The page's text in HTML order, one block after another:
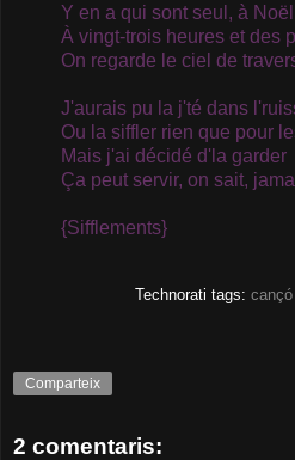
Y en a qui sont seul, à Noël
À vingt-trois heures et des
On regarde le ciel de
J'aurais pu la j'té dans
Ou la siffler rien que pour
Mais j'ai décidé d'la garder
Ça peut servir, on sait,
{Sifflements}
Technorati tags:
Comparteix
2 comentaris: